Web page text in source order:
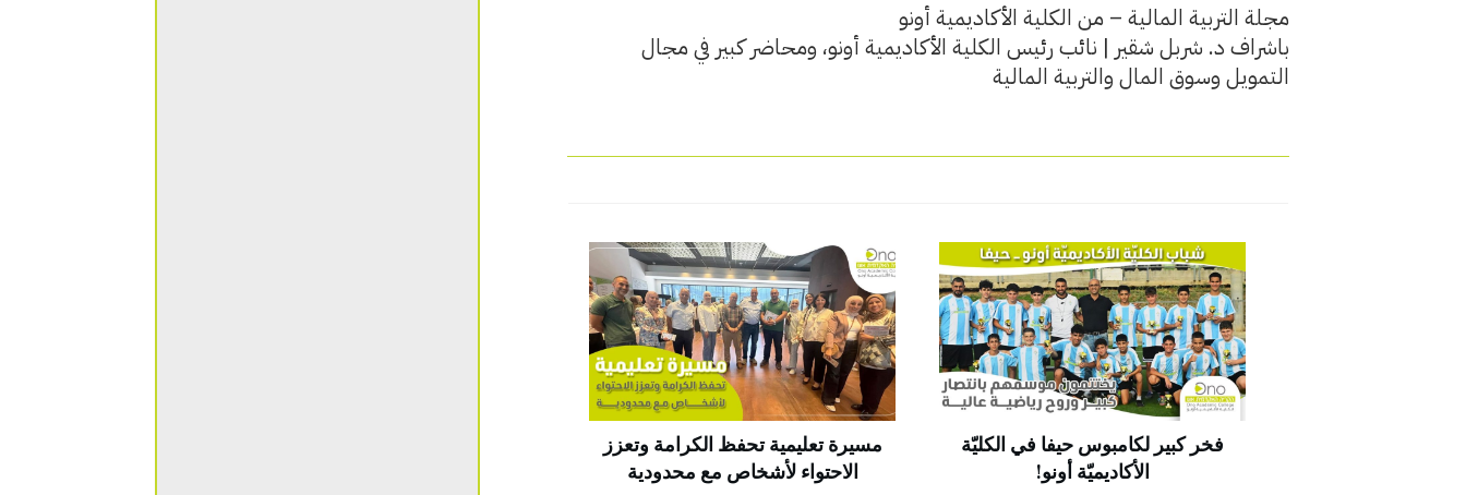
مجلة التربية المالية – من الكلية الأكاديمية أونو
باشراف د. شربل شقير | نائب رئيس الكلية الأكاديمية أونو، ومحاضر كبير في مجال
التمويل وسوق المال والتربية المالية
فخر كبير لكامبوس حيفا في الكليّة
الأكاديميّة أونو!
مسيرة تعليمية تحفظ الكرامة وتعزز
الاحتواء لأشخاص مع محدودية